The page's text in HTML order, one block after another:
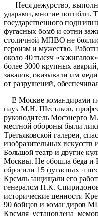
Неся дежурство,
ударами, многие погибли.
государственного
фугасных бомб и сотни
столичной МПВО не
героизм и мужество.
около 40 тысяч
более 3000 крупных
завалов, оказывали им
от разрушений,
В Москве командирами
наук М.Н. Шестаков,
руководитель Мосэнерго
местной обороны были
Третьяковской галереи,
изобразительных
Большой театр и другие
Москвы. Не обошла беда и
сбросили 15 фугасных и
Кремль защищали его
генералом Н.К.
исторические ценности
90 бойцов и командиров
Кремля установлена